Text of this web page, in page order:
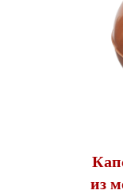
из